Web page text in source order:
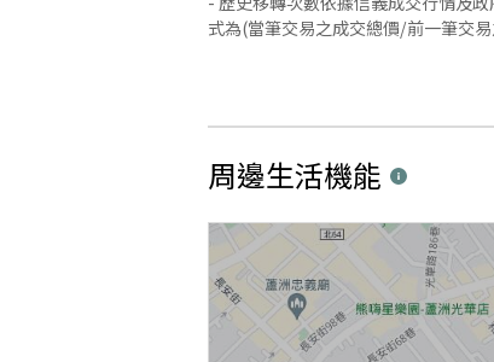
式為(當筆交易之成交總價/前一筆交
周邊生活機能